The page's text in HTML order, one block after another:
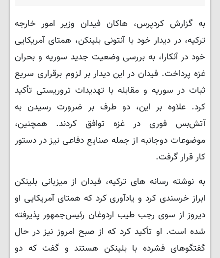
به گزارش کردپرس، هاکان فیدان وزیر امور خارجه
ترکیه، در دیدار خود با آنتونی بلینکن، همتای آمریکایی
خود در آنکارا، به بررسی وضعیت جدید سوریه و بحران
غزه پرداخت. فیدان در این دیدار بر لزوم برقراری سریع
ثبات در سوریه و مقابله با تهدیدات تروریستی تأکید
کرد. علاوه بر این، دو طرف بر ضرورت رسیدن به
آتش‌بس فوری در غزه توافق کردند. همچنین،
موضوعات دوجانبه از جمله صنایع دفاعی نیز در دستور
کار قرار گرفت.
به نوشته رسانه های ترکیه، فیدان از میزبانی بلینکن
ابراز خرسندی کرد و یادآوری کرد که همتای آمریکایی او
دیروز از سوی رجب طیب اردوغان رئیس‌جمهور پذیرفته
شده است. او تأکید کرد که از صبح امروز نیز در حال
گفتگوهای فشرده با بلینکن هستند و گفت که دو